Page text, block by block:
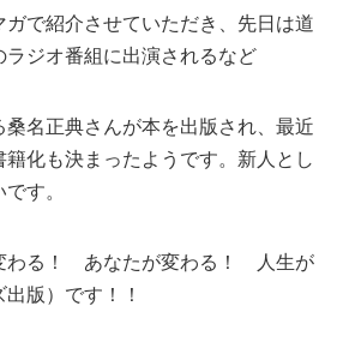
で紹介させていただき、先日は道
ジオ番組に出演されるなど
名正典さんが本を出版され、最近
化も決まったようです。新人とし
す。
わる！ あなたが変わる！ 人生が
版）です！！